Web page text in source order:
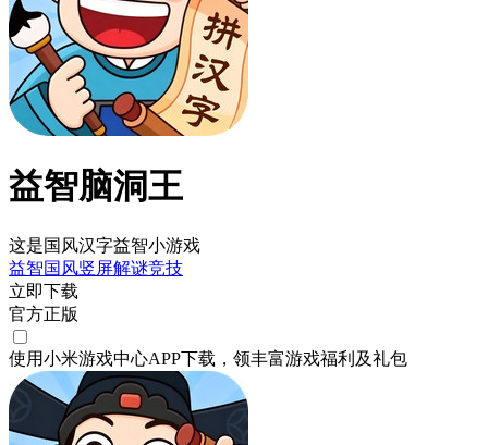
益智脑洞王
这是国风汉字益智小游戏
益智国风竖屏解谜竞技
立即下载
官方正版
使用小米游戏中心APP下载 ，领丰富游戏福利 及礼包